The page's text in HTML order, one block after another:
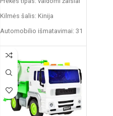
Kilmės šalis: Kinija
Automobilio išmatavimai: 31
Rekomenduojamas amžius:
nuo 6 metų
Reiklaingi elementai: 2xAA +
3xAAA